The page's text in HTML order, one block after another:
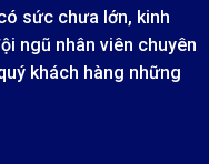
sức chưa lớn, kinh
ngũ nhân viên chuyên
khách hàng những